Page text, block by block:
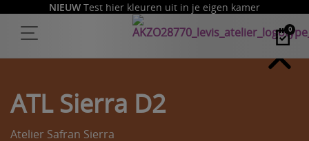
NIEUW Test hier kleuren uit in je eigen kamer
0
ATL Sierra D2
Atelier Safran Sierra